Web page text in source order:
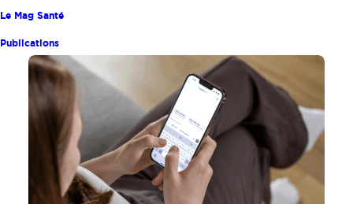
Le Mag Santé
Publications